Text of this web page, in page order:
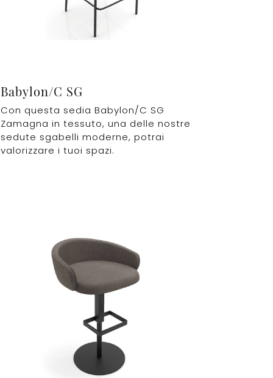
Babylon/C SG
Con questa sedia Babylon/C SG
Zamagna in tessuto, una delle nostre
sedute sgabelli moderne, potrai
valorizzare i tuoi spazi.